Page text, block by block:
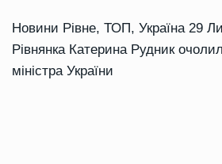
Новини Рівне, ТОП, Україна 29
Рівнянка Катерина Рудник
міністра України